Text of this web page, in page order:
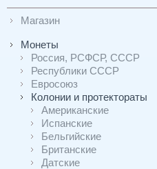
Магазин
Монеты
Россия, РСФСР, СССР
Республики СССР
Евросоюз
Колонии и протектораты
Американские
Испанские
Бельгийские
Британские
Датские